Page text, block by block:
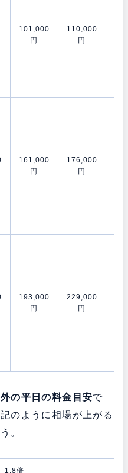
101,000
円
110,000
円
161,000
円
176,000
円
193,000
円
229,000
円
の平日の料金目安で
のように相場が上がる
。
1.8倍